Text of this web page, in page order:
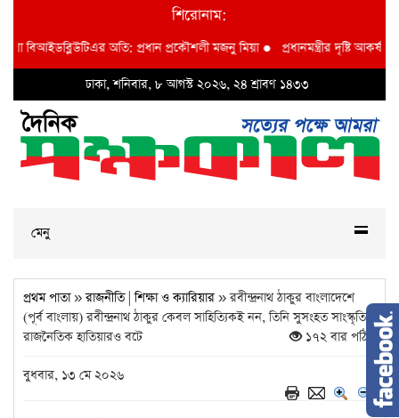
শিরোনাম:
অতি: প্রধান প্রকৌশলী মজনু মিয়া●প্রধানমন্ত্রীর দৃষ্টি আকর্ষণ বি আই
ঢাকা, শনিবার, ৮ আগস্ট ২০২৬, ২৪ শ্রাবণ ১৪৩৩
মেনু
প্রথম পাতা»রাজনীতি|শিক্ষা ও ক্যারিয়ার » রবীন্দ্রনাথ ঠাকুর বাংলাদেশে
(পূর্ব বাংলায়) রবীন্দ্রনাথ ঠাকুর কেবল সাহিত্যিক‌ই নন, তিনি সুসংহত সাংস্কৃতিক
রাজনৈতিক হাতিয়ার‌ও বটে
১৭২ বার পঠিত
বুধবার, ১৩ মে ২০২৬